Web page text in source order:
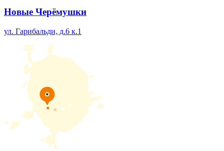
Новые Черёмушки
ул. Гарибальди, д.6 к.1